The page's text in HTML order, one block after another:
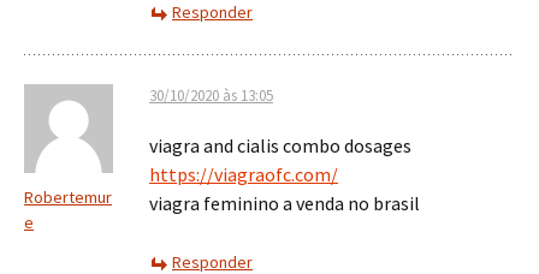
Responder
Robertemur
e
30/10/2020 às 13:05
viagra and cialis combo dosages
https://viagraofc.com/
viagra feminino a venda no brasil
Responder